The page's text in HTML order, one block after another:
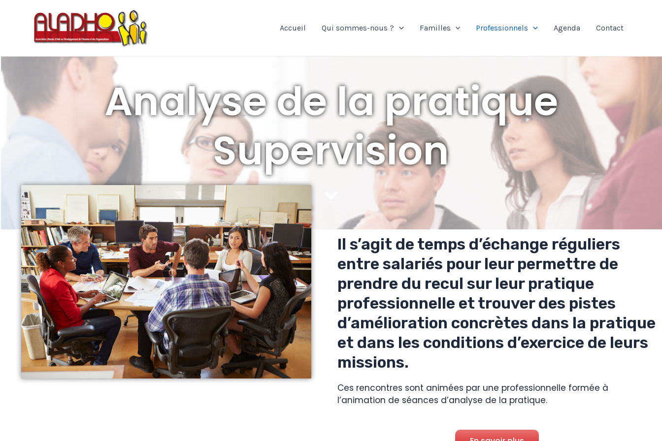
Accueil Qui sommes-nous ? Familles Professionnels Agenda Contact
Analyse de la pratique
Supervision
Il s’agit de temps d’échange réguliers
entre salariés pour leur permettre de
prendre du recul sur leur pratique
professionnelle et trouver des pistes
d’amélioration concrètes dans la pratique
et dans les conditions d’exercice de leurs
missions.
Ces rencontres sont animées par une professionnelle formée à
l’animation de séances d’analyse de la pratique.